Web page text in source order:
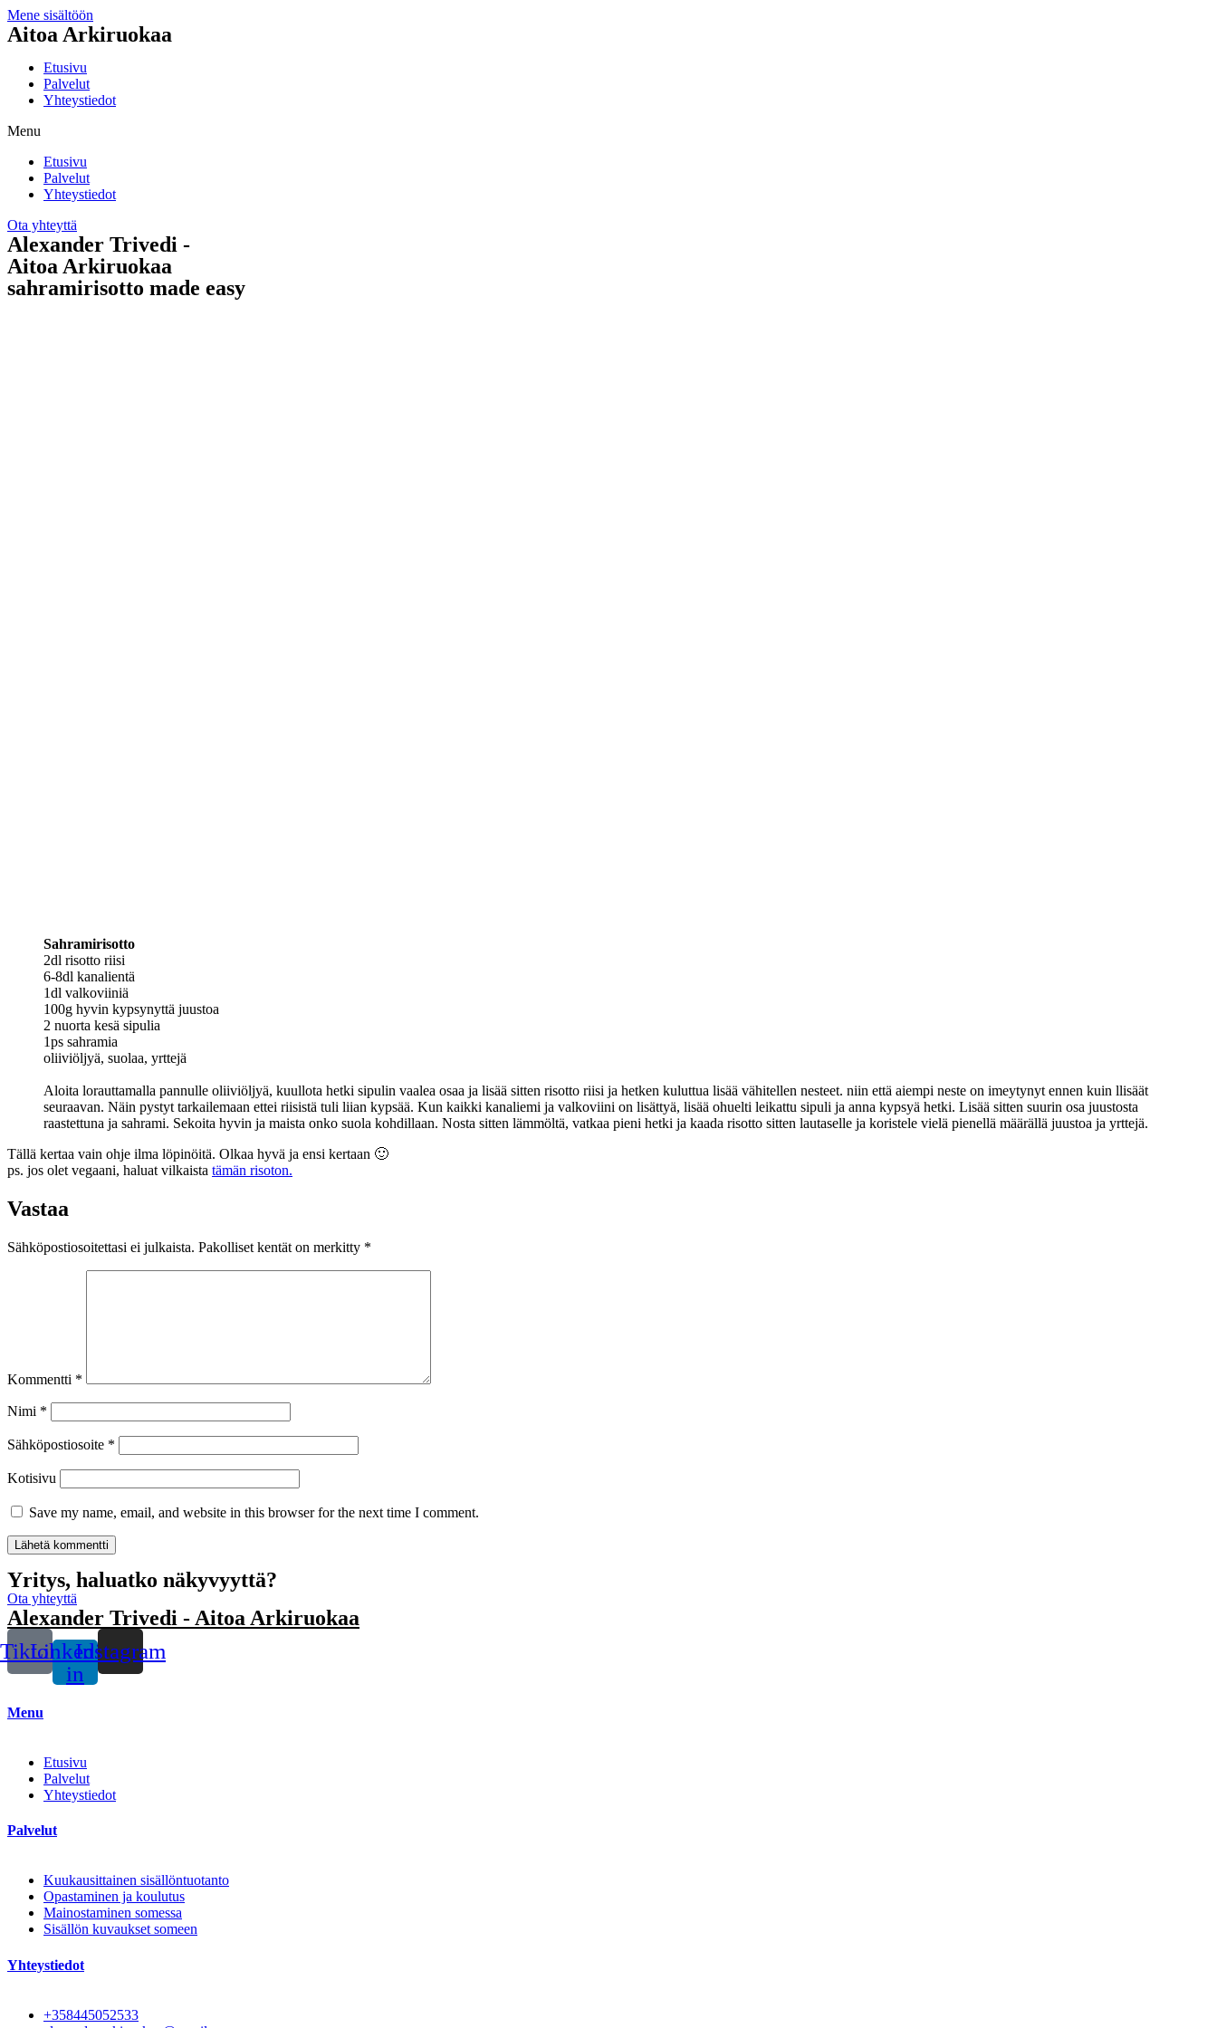
Mene sisältöön
Aitoa Arkiruokaa
Etusivu
Palvelut
Yhteystiedot
Menu
Etusivu
Palvelut
Yhteystiedot
Ota yhteyttä
Alexander Trivedi -
Aitoa Arkiruokaa
sahramirisotto made easy
Sahramirisotto
2dl risotto riisi
6-8dl kanalientä
1dl valkoviiniä
100g hyvin kypsynyttä juustoa
2 nuorta kesä sipulia
1ps sahramia
oliiviöljyä, suolaa, yrttejä
Aloita lorauttamalla pannulle oliiviöljyä, kuullota hetki sipulin vaalea osaa ja lisää sitten risotto riisi ja hetken kuluttua lisää vähitellen nesteet. niin että aiempi neste on imeytynyt ennen kuin llisäät
seuraavan. Näin pystyt tarkailemaan ettei riisistä tuli liian kypsää. Kun kaikki kanaliemi ja valkoviini on lisättyä, lisää ohuelti leikattu sipuli ja anna kypsyä hetki. Lisää sitten suurin osa juustosta
raastettuna ja sahrami. Sekoita hyvin ja maista onko suola kohdillaan. Nosta sitten lämmöltä, vatkaa pieni hetki ja kaada risotto sitten lautaselle ja koristele vielä pienellä määrällä juustoa ja yrttejä.
Tällä kertaa vain ohje ilma löpinöitä. Olkaa hyvä ja ensi kertaan 🙂
ps. jos olet vegaani, haluat vilkaista tämän risoton.
Vastaa
Sähköpostiosoitettasi ei julkaista. Pakolliset kentät on merkitty *
Kommentti *
Nimi *
Sähköpostiosoite *
Kotisivu
Save my name, email, and website in this browser for the next time I comment.
Yritys, haluatko näkyvyyttä?
Ota yhteyttä
Alexander Trivedi - Aitoa Arkiruokaa
TiktokLinkedin-
in
Instagram
Menu
Etusivu
Palvelut
Yhteystiedot
Palvelut
Kuukausittainen sisällöntuotanto
Opastaminen ja koulutus
Mainostaminen somessa
Sisällön kuvaukset someen
Yhteystiedot
+358445052533